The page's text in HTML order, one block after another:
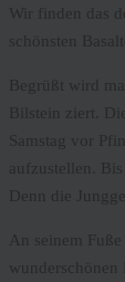
Wir finden das
schönsten
Begrüßt wird
Bilstein ziert.
Samstag vor
aufzustellen.
Denn die
An seinem